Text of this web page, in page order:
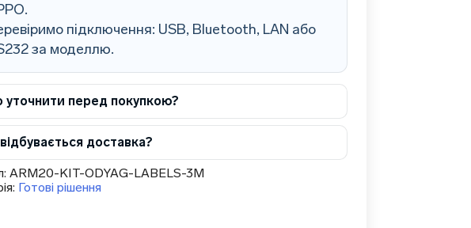
підключення: USB, Bluetooth, LAN або
за моделлю.
перед покупкою?
доставка?
ARM20-KIT-ODYAG-LABELS-3M
Готові рішення